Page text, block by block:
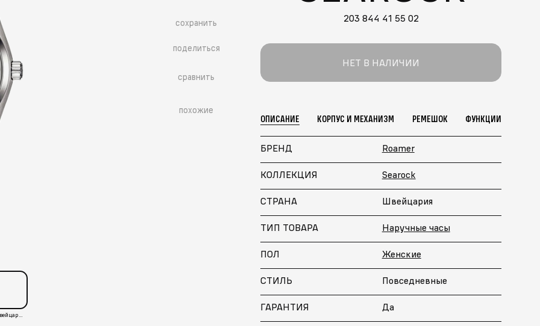
сохранить
поделиться
сравнить
похожие
203 844 41 55 02
НЕТ В НАЛИЧИИ
ОПИСАНИЕ КОРПУС И МЕХАНИЗМ РЕМЕШОК ФУНКЦИИ
БРЕНД Roamer
КОЛЛЕКЦИЯ Searock
СТРАНА Швейцария
ТИП ТОВАРА Наручные часы
ПОЛ Женские
СТИЛЬ Повседневные
ГАРАНТИЯ Да